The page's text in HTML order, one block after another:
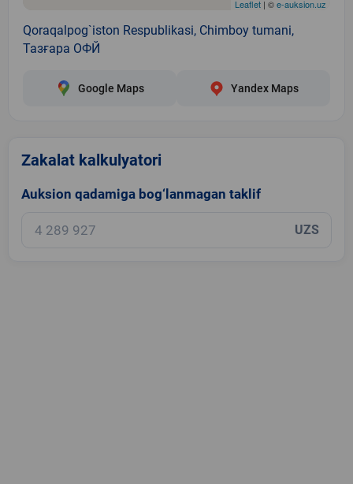
Leaflet | ©e-auksion.uz
Qoraqalpog`iston Respublikasi, Chimboy tumani,
Тазғара ОФЙ
Google Maps Yandex Maps
Zakalat kalkulyatori
Auksion qadamiga bog‘lanmagan taklif
UZS